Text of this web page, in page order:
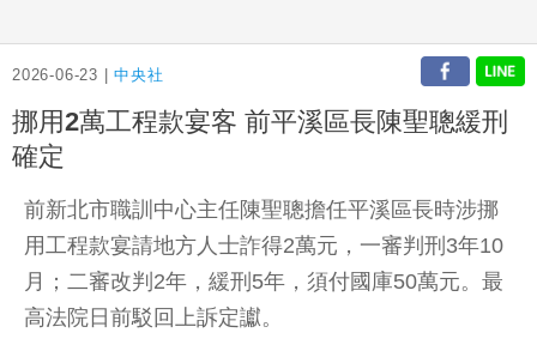
2026-06-23 |中央社
挪用2萬工程款宴客 前平溪區長陳聖聰緩刑
確定
前新北市職訓中心主任陳聖聰擔任平溪區長時涉挪
用工程款宴請地方人士詐得2萬元，一審判刑3年10
月；二審改判2年，緩刑5年，須付國庫50萬元。最
高法院日前駁回上訴定讞。